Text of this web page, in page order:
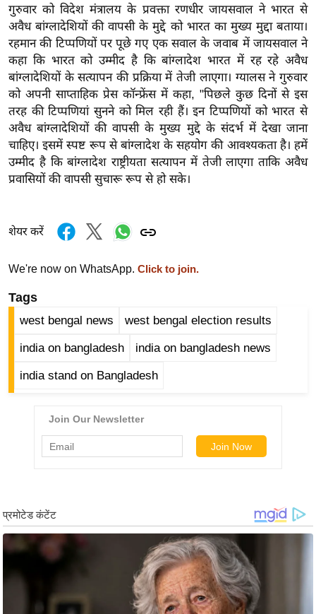
ऑ
टो
व
र्ल्ड
न्यू
ज
ब्री
फ
म
नो
न
ग
त
बॉ
वु
ड
स
मी
गुरुवार को विदेश मंत्रालय के प्रवक्ता रणधीर जायसवाल ने भारत से
अवैध बांग्लादेशियों की वापसी के मुद्दे को भारत का मुख्य मुद्दा बताया।
रहमान की टिप्पणियों पर पूछे गए एक सवाल के जवाब में जायसवाल ने
कहा कि भारत को उम्मीद है कि बांग्लादेश भारत में रह रहे अवैध
बांग्लादेशियों के सत्यापन की प्रक्रिया में तेजी लाएगा। ग्यालस ने गुरुवार
को अपनी साप्ताहिक प्रेस कॉन्फ्रेंस में कहा, "पिछले कुछ दिनों से इस
तरह की टिप्पणियां सुनने को मिल रही हैं। इन टिप्पणियों को भारत से
अवैध बांग्लादेशियों की वापसी के मुख्य मुद्दे के संदर्भ में देखा जाना
चाहिए। इसमें स्पष्ट रूप से बांग्लादेश के सहयोग की आवश्यकता है। हमें
उम्मीद है कि बांग्लादेश राष्ट्रीयता सत्यापन में तेजी लाएगा ताकि अवैध
प्रवासियों की वापसी सुचारू रूप से हो सके।
शेयर करें
We're now on WhatsApp. Click to join.
Tags
west bengal news west bengal election results
india on bangladesh india on bangladesh news
india stand on Bangladesh